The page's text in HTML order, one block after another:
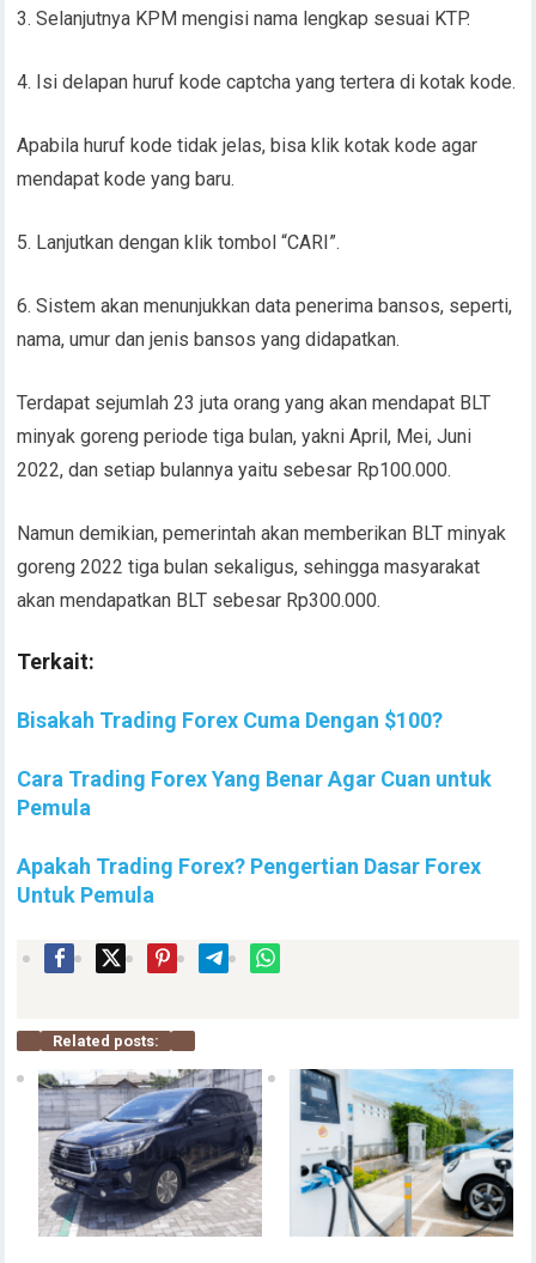
3. Selanjutnya KPM mengisi nama lengkap sesuai KTP.
4. Isi delapan huruf kode captcha yang tertera di kotak kode.
Apabila huruf kode tidak jelas, bisa klik kotak kode agar
mendapat kode yang baru.
5. Lanjutkan dengan klik tombol “CARI”.
6. Sistem akan menunjukkan data penerima bansos, seperti,
nama, umur dan jenis bansos yang didapatkan.
Terdapat sejumlah 23 juta orang yang akan mendapat BLT
minyak goreng periode tiga bulan, yakni April, Mei, Juni
2022, dan setiap bulannya yaitu sebesar Rp100.000.
Namun demikian, pemerintah akan memberikan BLT minyak
goreng 2022 tiga bulan sekaligus, sehingga masyarakat
akan mendapatkan BLT sebesar Rp300.000.
Terkait:
Bisakah Trading Forex Cuma Dengan $100?
Cara Trading Forex Yang Benar Agar Cuan untuk
Pemula
Apakah Trading Forex? Pengertian Dasar Forex
Untuk Pemula
Related posts: